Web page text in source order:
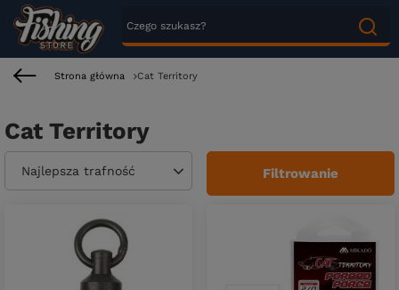
Strona główna Cat Territory
Cat Territory
Zmień sortowanie
Najlepsza trafność Filtrowanie